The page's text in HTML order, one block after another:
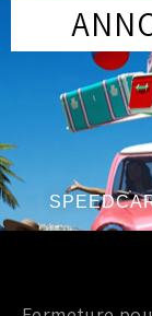
Année